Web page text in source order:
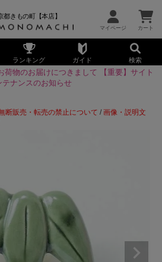
都きもの町【本店】
ランキング ガイド 検索
荷物のお届けにつきまして
【重要】サイト
テナンスのお知らせ
断販売・転売の禁止について /画像・説明文